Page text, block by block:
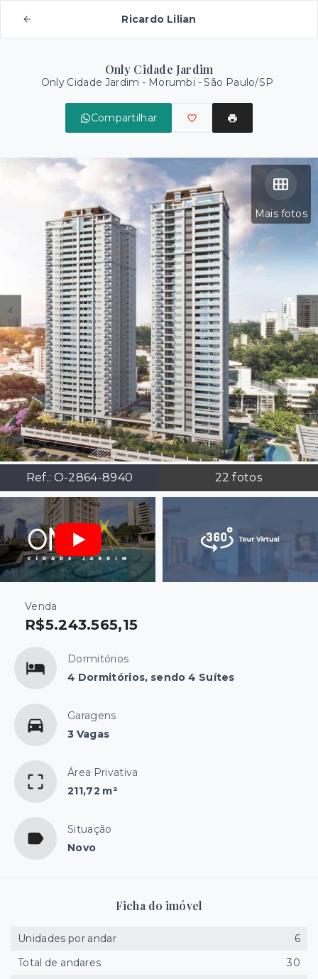
Ricardo Lilian
Only Cidade Jardim
Only Cidade Jardim - Morumbi - São Paulo/SP
Compartilhar
Mais fotos
Ref.: O-2864-8940 22 fotos
Venda
R$5.243.565,15
Dormitórios
4 Dormitórios, sendo 4 Suítes
Garagens
3 Vagas
Área Privativa
211,72 m²
Situação
Novo
Ficha do imóvel
Unidades por andar
6
Total de andares
30